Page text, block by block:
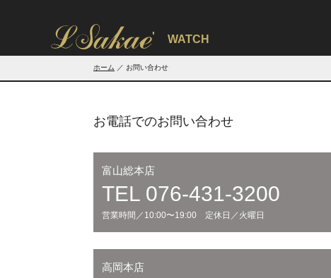
' WATCH
ホーム お問い合わせ
お電話でのお問い合わせ
富山総本店
TEL 076-431-3200
営業時間／10:00〜19:00 定休日／火曜日
高岡本店